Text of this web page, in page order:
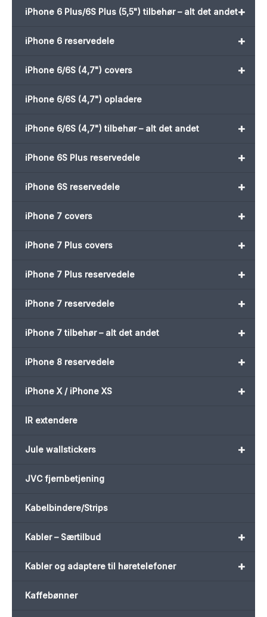
+
iPhone 6 Plus/6S Plus (5,5") tilbehør – alt det andet
+
iPhone 6 reservedele
+
iPhone 6/6S (4,7") covers
iPhone 6/6S (4,7") opladere
+
iPhone 6/6S (4,7") tilbehør – alt det andet
+
iPhone 6S Plus reservedele
+
iPhone 6S reservedele
+
iPhone 7 covers
+
iPhone 7 Plus covers
+
iPhone 7 Plus reservedele
+
iPhone 7 reservedele
+
iPhone 7 tilbehør – alt det andet
+
iPhone 8 reservedele
+
iPhone X / iPhone XS
IR extendere
+
Jule wallstickers
JVC fjernbetjening
Kabelbindere/Strips
+
Kabler – Særtilbud
+
Kabler og adaptere til høretelefoner
Kaffebønner